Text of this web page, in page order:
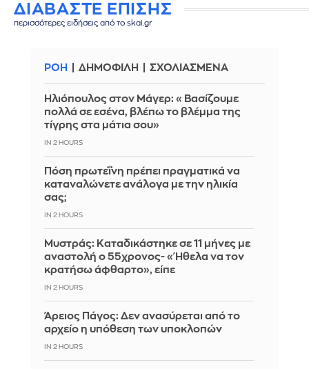
ΔΙΑΒΑΣΤΕ ΕΠΙΣΗΣ
περισσότερες ειδήσεις από το skai.gr
ΡΟΗ ΔΗΜΟΦΙΛΗ ΣΧΟΛΙΑΣΜΕΝΑ
Ηλιόπουλος στον Μάγερ: «Βασίζουμε
πολλά σε εσένα, βλέπω το βλέμμα της
τίγρης στα μάτια σου»
IN 2 HOURS
Πόση πρωτεΐνη πρέπει πραγματικά να
καταναλώνετε ανάλογα με την ηλικία
σας;
IN 2 HOURS
Μυστράς: Καταδικάστηκε σε 11 μήνες με
αναστολή ο 55χρονος- «Ήθελα να τον
κρατήσω άφθαρτο», είπε
IN 2 HOURS
Άρειος Πάγος: Δεν ανασύρεται από το
αρχείο η υπόθεση των υποκλοπών
IN 2 HOURS